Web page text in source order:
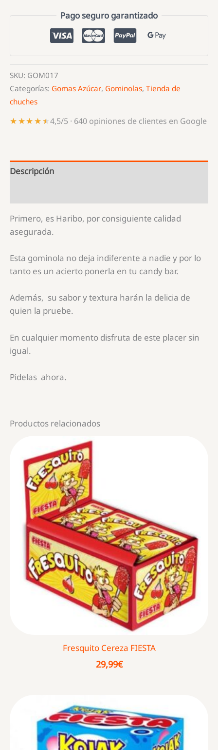
Pago seguro garantizado
SKU: GOM017
Categorías: Gomas Azúcar, Gominolas, Tienda de
chuches
★★★★★
★★★★★4,5/5 · 640 opiniones de clientes en Google
Descripción
Primero, es Haribo, por consiguiente calidad
asegurada.
Esta gominola no deja indiferente a nadie y por lo
tanto es un acierto ponerla en tu candy bar.
Además, su sabor y textura harán la delicia de
quien la pruebe.
En cualquier momento disfruta de este placer sin
igual.
Pidelas ahora.
Productos relacionados
Fresquito Cereza FIESTA
29,99€